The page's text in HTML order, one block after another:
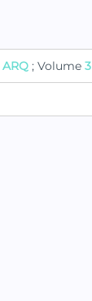
ARQ ; Volume 3